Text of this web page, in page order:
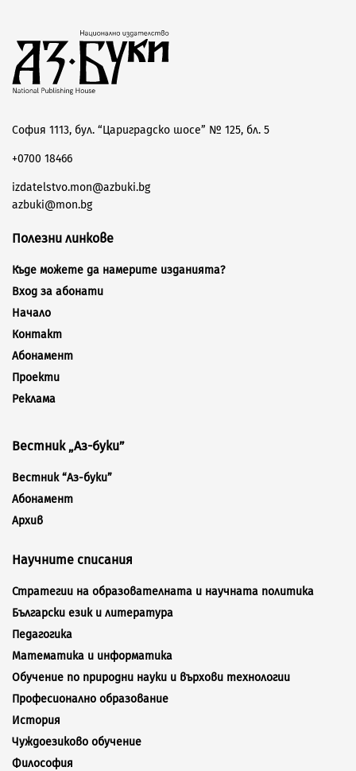
София 1113, бул. “Цариградско шосе” № 125, бл. 5
+0700 18466
izdatelstvo.mon@azbuki.bg
azbuki@mon.bg
Полезни линкове
Къде можете да намерите изданията?
Вход за абонати
Начало
Контакт
Абонамент
Проекти
Реклама
Вестник „Аз-буки”
Вестник “Аз-буки”
Абонамент
Архив
Научните списания
Стратегии на образователната и научната политика
Български език и литература
Педагогика
Математика и информатика
Обучение по природни науки и върхови технологии
Професионално образование
История
Чуждоезиково обучение
Философия